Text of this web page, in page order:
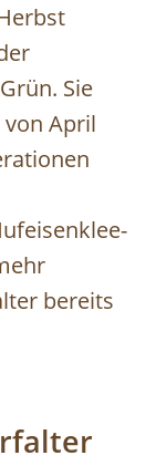
Sie
April
bereits